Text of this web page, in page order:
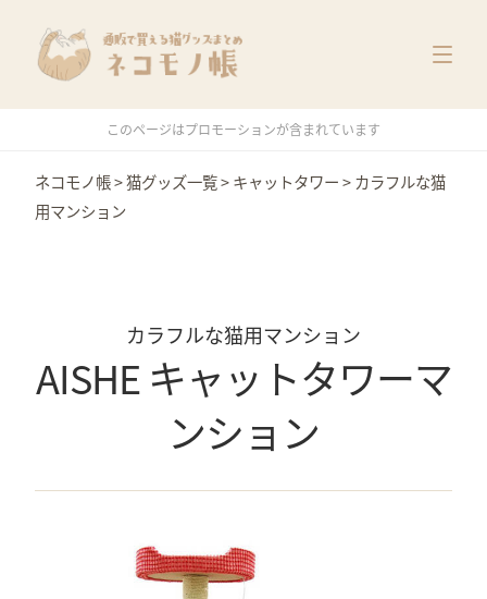
猫グッズ一覧
メーカー別
価格別
このページはプロモーションが含まれています
ネコモノ帳>猫グッズ一覧>キャットタワー>カラフルな猫
用マンション
カラフルな猫用マンション
AISHE キャットタワーマ
ンション